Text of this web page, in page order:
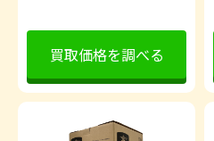
買取価格を調べる